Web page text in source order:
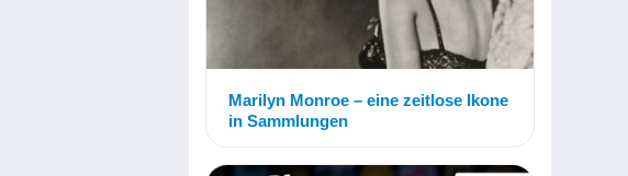
Marilyn Monroe – eine zeitlose Ikone
in Sammlungen